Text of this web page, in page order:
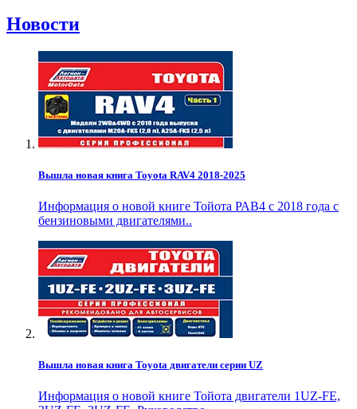
Новости
Вышла новая книга Toyota RAV4 2018-2025
Информация о новой книге Тойота РАВ4 с 2018 года с
бензиновыми двигателями..
Вышла новая книга Toyota двигатели серии UZ
Информация о новой книге Тойота двигатели 1UZ-FE,